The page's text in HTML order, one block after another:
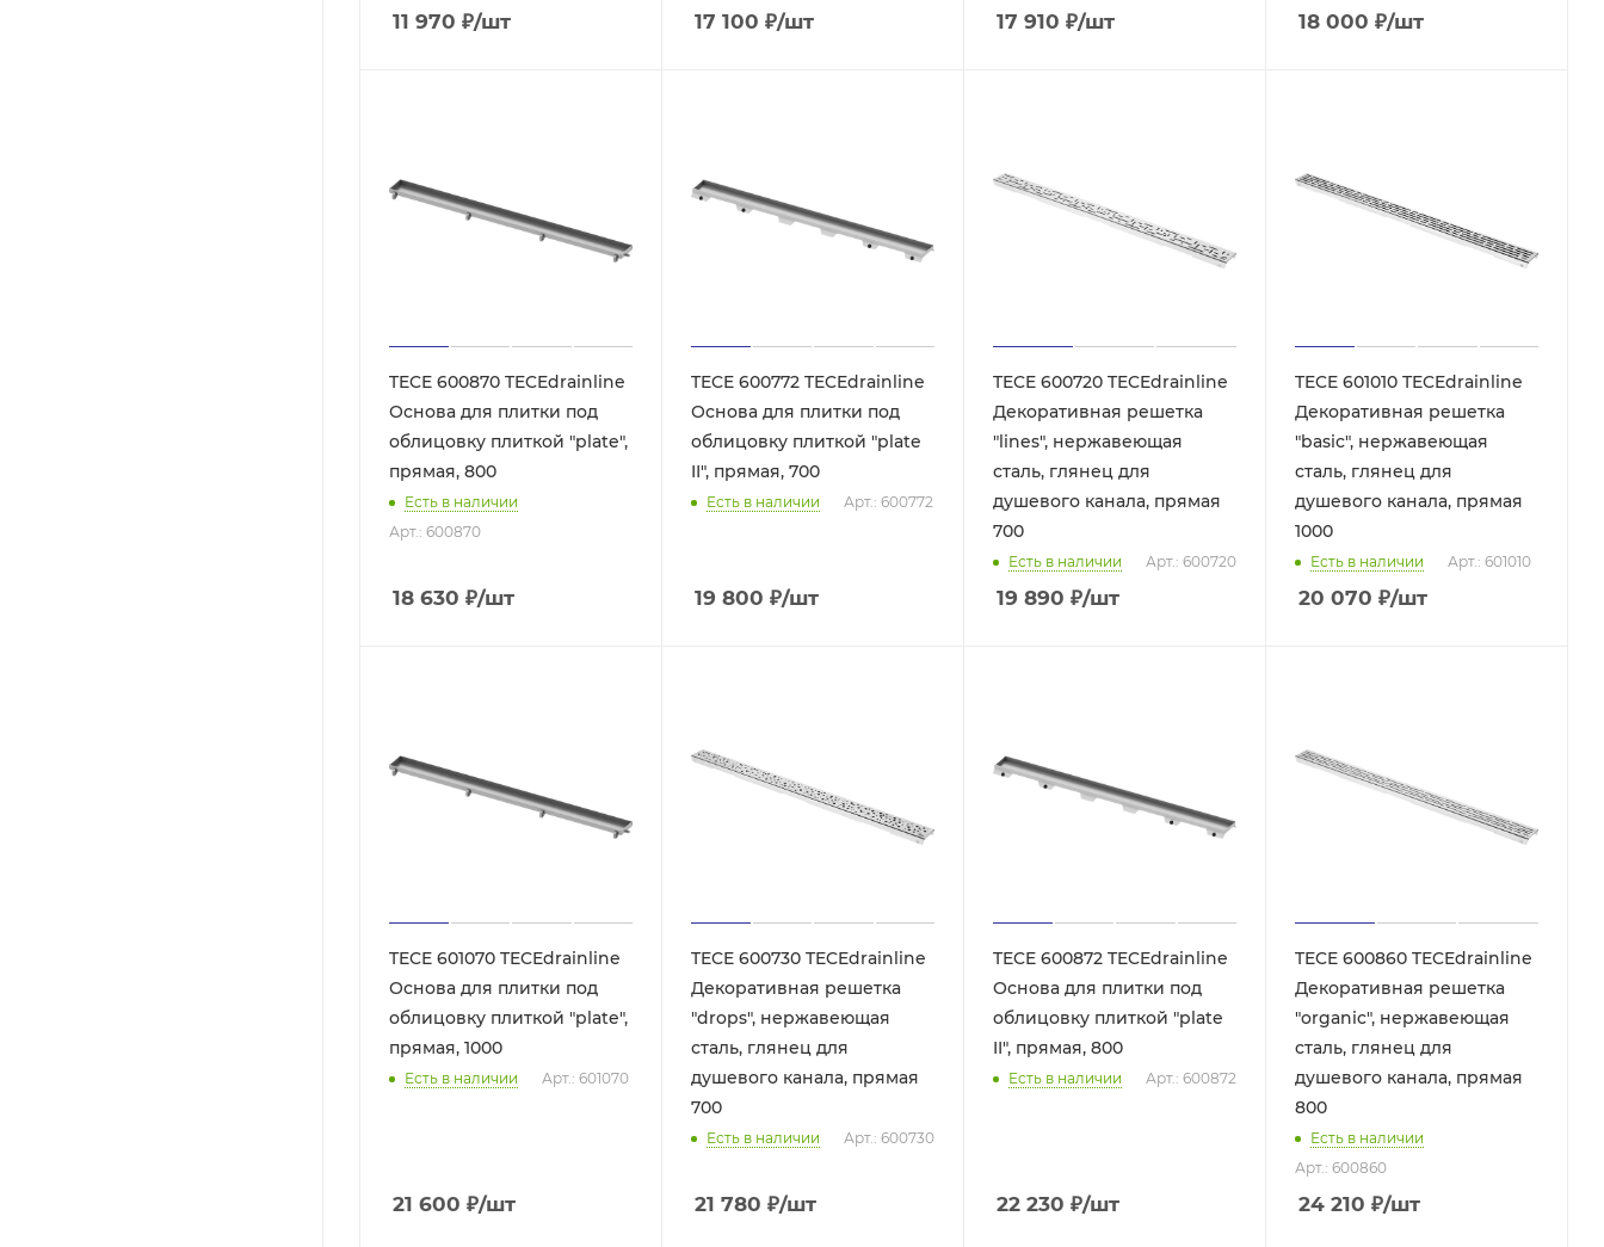
11 970 ₽/шт 17 100 ₽/шт 17 910 ₽/шт 18 000 ₽/шт
TECE 600870 TECEdrainline
Основа для плитки под
облицовку плиткой "plate",
прямая, 800
Есть в наличии
Арт.: 600870
18 630 ₽/шт
TECE 600772 TECEdrainline
Основа для плитки под
облицовку плиткой "plate
II", прямая, 700
Есть в наличии Арт.: 600772
19 800 ₽/шт
TECE 600720 TECEdrainline
Декоративная решетка
"lines", нержавеющая
сталь, глянец для
душевого канала, прямая
700
Есть в наличии Арт.: 600720
19 890 ₽/шт
TECE 601010 TECEdrainline
Декоративная решетка
"basic", нержавеющая
сталь, глянец для
душевого канала, прямая
1000
Есть в наличии Арт.: 601010
20 070 ₽/шт
TECE 601070 TECEdrainline
Основа для плитки под
облицовку плиткой "plate",
прямая, 1000
Есть в наличии Арт.: 601070
21 600 ₽/шт
TECE 600730 TECEdrainline
Декоративная решетка
"drops", нержавеющая
сталь, глянец для
душевого канала, прямая
700
Есть в наличии Арт.: 600730
21 780 ₽/шт
TECE 600872 TECEdrainline
Основа для плитки под
облицовку плиткой "plate
II", прямая, 800
Есть в наличии Арт.: 600872
22 230 ₽/шт
TECE 600860 TECEdrainline
Декоративная решетка
"organic", нержавеющая
сталь, глянец для
душевого канала, прямая
800
Есть в наличии
Арт.: 600860
24 210 ₽/шт